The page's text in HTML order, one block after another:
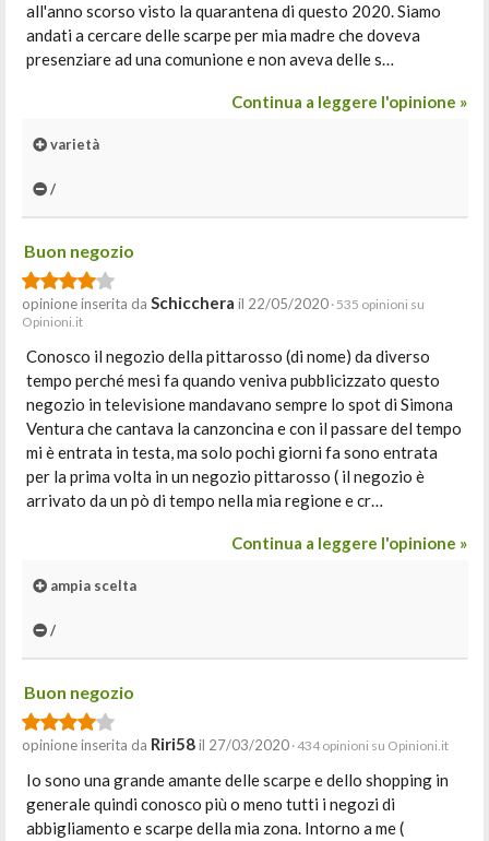
all'anno scorso visto la quarantena di questo 2020. Siamo
andati a cercare delle scarpe per mia madre che doveva
presenziare ad una comunione e non aveva delle s…
Continua a leggere l'opinione »
varietà
/
Buon negozio
opinione inserita da Schicchera il 22/05/2020 · 535 opinioni su
Opinioni.it
Conosco il negozio della pittarosso (di nome) da diverso
tempo perché mesi fa quando veniva pubblicizzato questo
negozio in televisione mandavano sempre lo spot di Simona
Ventura che cantava la canzoncina e con il passare del tempo
mi è entrata in testa, ma solo pochi giorni fa sono entrata
per la prima volta in un negozio pittarosso ( il negozio è
arrivato da un pò di tempo nella mia regione e cr…
Continua a leggere l'opinione »
ampia scelta
/
Buon negozio
opinione inserita da Riri58il 27/03/2020 · 434 opinioni su Opinioni.it
Io sono una grande amante delle scarpe e dello shopping in
generale quindi conosco più o meno tutti i negozi di
abbigliamento e scarpe della mia zona. Intorno a me (